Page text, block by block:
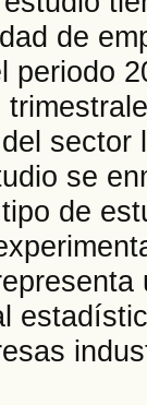
de
periodo
se
de